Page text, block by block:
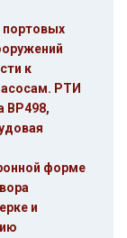
портовых
к
РТИ
ВР498,
форме
и